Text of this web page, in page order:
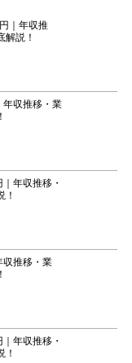
｜年収推
解説！
年収推移・業
年収推移・
！
収推移・業
年収推移・
！